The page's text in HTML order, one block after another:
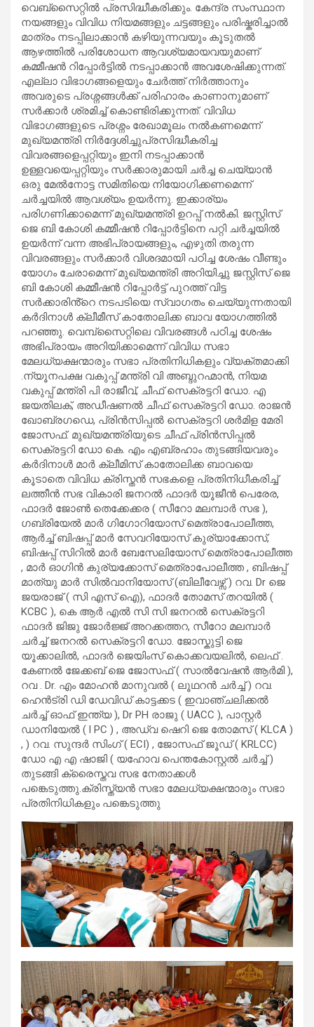
വെബ്സൈറ്റിൽ പ്രസിദ്ധീകരിക്കും. കേന്ദ്ര സംസ്ഥാന
നയങ്ങളും വിവിധ നിയമങ്ങളും ചട്ടങ്ങളും പരിഷ്കരിച്ചാൽ
മാത്രം നടപ്പിലാക്കാൻ കഴിയുന്നവയും കൂടുതൽ
ആഴത്തിൽ പരിശോധന ആവശ്യമായവയുമാണ്
കമ്മീഷൻ റിപ്പോർട്ടിൽ നടപ്പാക്കാൻ അവശേഷിക്കുന്നത്.
എല്ലാ വിഭാഗങ്ങളെയും ചേർത്ത് നിർത്താനും
അവരുടെ പ്രശ്നങ്ങൾക്ക് പരിഹാരം കാണാനുമാണ്
സർക്കാർ ശ്രമിച്ച് കൊണ്ടിരിക്കുന്നത്. വിവിധ
വിഭാഗങ്ങളുടെ പ്രശ്നം രേഖാമൂലം നൽകണമെന്ന്
മുഖ്യമന്ത്രി നിർദ്ദേശിച്ചുപ്രസിദ്ധീകരിച്ച
വിവരങ്ങളെപ്പറ്റിയും ഇനി നടപ്പാക്കാൻ
ഉള്ളവയെപ്പറ്റിയും സർക്കാരുമായി ചർച്ച ചെയ്യാൻ
ഒരു മേൽനോട്ട സമിതിയെ നിയോഗിക്കണമെന്ന്
ചർച്ചയിൽ ആവശ്യം ഉയർന്നു. ഇക്കാര്യം
പരിഗണിക്കാമെന്ന് മുഖ്യമന്ത്രി ഉറപ്പ് നൽകി. ജസ്റ്റിസ്
ജെ ബി കോശി കമ്മീഷൻ റിപ്പോർട്ടിനെ പറ്റി ചർച്ചയിൽ
ഉയർന്ന് വന്ന അഭിപ്രായങ്ങളും, എഴുതി തരുന്ന
വിവരങ്ങളും സർക്കാർ വിശദമായി പഠിച്ച ശേഷം വീണ്ടും
യോഗം ചേരാമെന്ന് മുഖ്യമന്ത്രി അറിയിച്ചു ജസ്റ്റിസ് ജെ
ബി കോശി കമ്മീഷൻ റിപ്പോർട്ട് പുറത്ത് വിട്ട
സർക്കാരിൻ്റെ നടപടിയെ സ്വാഗതം ചെയ്യുന്നതായി
കർദിനാൾ ക്ലീമീസ് കാതോലിക്ക ബാവ യോഗത്തിൽ
പറഞ്ഞു. വെമ്പ്സൈറ്റിലെ വിവരങ്ങൾ പഠിച്ച ശേഷം
അഭിപ്രായം അറിയിക്കാമെന്ന് വിവിധ സഭാ
മേലധ്യക്ഷന്മാരും സഭാ പ്രതിനിധികളും വ്യക്തമാക്കി
.ന്യൂനപക്ഷ വകുപ്പ് മന്ത്രി വി അബ്ദുറഹ്മാൻ, നിയമ
വകുപ്പ് മന്ത്രി പി രാജീവ്, ചീഫ് സെക്രട്ടറി ഡോ. എ
ജയതിലക്, അഡീഷണൽ ചീഫ് സെക്രട്ടറി ഡോ. രാജൻ
ഖോബ്രഗഡെ, പ്രിൻസിപ്പൽ സെക്രട്ടറി ശർമിള മേരി
ജോസഫ്. മുഖ്യമന്ത്രിയുടെ ചീഫ് പ്രിൻസിപ്പൽ
സെക്രട്ടറി ഡോ കെ. എം എബ്രഹാം തുടങ്ങിയവരും
കർദിനാൾ മാർ ക്ലീമിസ് കാതോലിക്ക ബാവയെ
കൂടാതെ വിവിധ ക്രിസ്തൻ സഭകളെ പ്രതിനിധീകരിച്ച്
ലത്തീൻ സഭ വികാരി ജനറൽ ഫാദർ യൂജീൻ പെരേര,
ഫാദർ ജോൺ തെക്കേക്കര ( സീറോ മലമ്പാർ സഭ ),
ഗബ്രിയേൽ മാർ ഗിഗോറിയോസ് മെത്രാപോലീത്ത,
ആർച്ച് ബിഷപ്പ് മാർ സേവറിയോസ് കുര്യാക്കോസ്,
ബിഷപ്പ് സിറിൽ മാർ ബേസേലിയോസ് മെത്രാപോലീത്ത
, മാർ ഓഗിൻ കുര്യക്കോസ് മെത്രാപോലീത്ത , ബിഷപ്പ്
മാത്യു മാർ സിൽവാനിയോസ് (ബിലീവേഴ്സ് ) റവ. Dr ജെ
ജയരാജ് ( സി എസ് ഐ), ഫാദർ തോമസ് തറയിൽ (
KCBC ), കെ ആർ എൽ സി സി ജനറൽ സെക്രട്ടറി
ഫാദർ ജിജു ജോർജ്ജ് അറക്കത്തറ, സീറോ മലമ്പാർ
ചർച്ച് ജനറൽ സെക്രട്ടറി ഡോ. ജോസ്കുട്ടി ജെ
യൂക്കാലിൽ, ഫാദർ ജെയിംസ് കൊക്കവയലിൽ, ലെഫ് .
കേണൽ ജേക്കബ് ജെ ജോസഫ് ( സാൽവേഷൻ ആർമി ),
റവ . Dr. എം മോഹൻ മാനുവൽ ( ലൂഥറൻ ചർച്ച് ) റവ.
ഹെൻട്രി ഡി ഡേവിഡ് കാട്ടക്കട ( ഇവാഞ്ചലിക്കൽ
ചർച്ച് ഓഫ് ഇന്ത്യ ), Dr PH രാജു ( UACC ), പാസ്റ്റർ
ഡാനിയേൽ ( l PC ) , അഡ്വ ഷെറി ജെ തോമസ് ( KLCA )
, ) റവ. സുന്ദർ സിംഗ് ( ECI) , ജോസഫ് ജൂഡ് ( KRLCC)
ഡോ എ എ ഷാജി ( യഹോവ പെന്തകോസ്റ്റൽ ചർച്ച് )
തുടങ്ങി ക്രൈസ്തവ സഭ നേതാക്കൾ
പങ്കെടുത്തു.ക്രിസ്ത്യൻ സഭാ മേലധ്യക്ഷന്മാരും സഭാ
പ്രതിനിധികളും പങ്കെടുത്തു